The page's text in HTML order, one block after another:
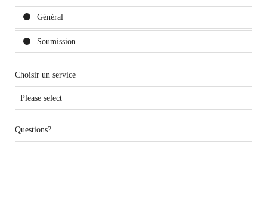
Général
Soumission
Choisir un service
Questions?